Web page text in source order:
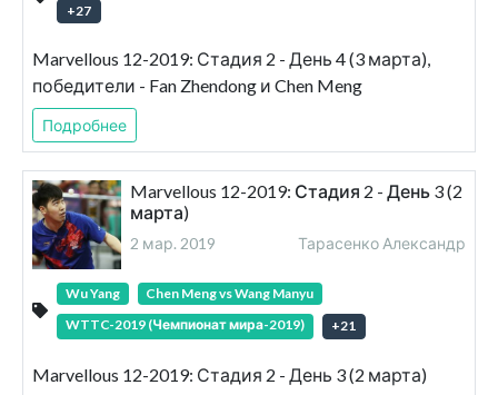
+27
Marvellous 12-2019: Стадия 2 - День 4 (3 марта),
победители - Fan Zhendong и Chen Meng
Подробнее
Marvellous 12-2019: Стадия 2 - День 3 (2
марта)
2 мар. 2019 Тарасенко Александр
Wu Yang
Chen Meng vs Wang Manyu
WTTC-2019 (Чемпионат мира-2019)
+21
Marvellous 12-2019: Стадия 2 - День 3 (2 марта)